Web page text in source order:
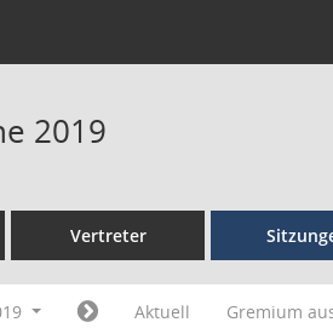
2019
Vertreter
Aktuell Gremium